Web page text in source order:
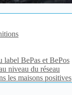
label BePas et BePos
niveau du réseau
les maisons positives